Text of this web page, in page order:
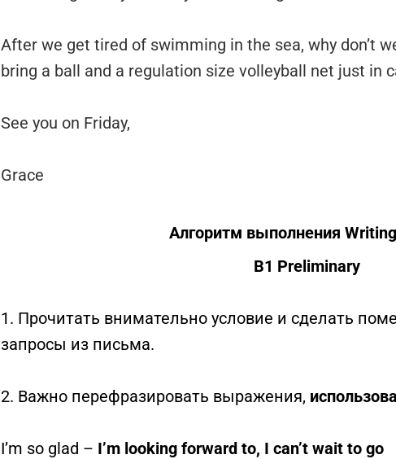
After we get tired of swimming in the sea, why don’t
bring a ball and a regulation size volleyball net just in
See you on Friday,
Grace
Алгоритм выполнения
B1 Preliminary
1. Прочитать внимательно условие и сделать
запросы из письма.
2. Важно перефразировать выражения,
I’m so glad – I’m looking forward to, I can’t wait to go